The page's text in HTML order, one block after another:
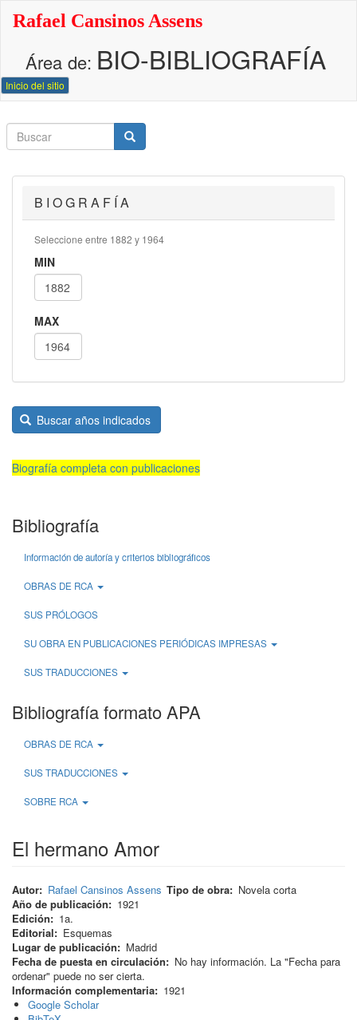
principal
Rafael Cansinos Assens
Área de: BIO-BIBLIOGRAFÍA
Inicio del sitio
Buscar
Buscar
Buscar
B I O G R A F Í A
Seleccione entre 1882 y 1964
MIN
MAX
Buscar años indicados
Biografía completa con publicaciones
Bibliografía
Información de autoría y criterios bibliográficos
OBRAS DE RCA
SUS PRÓLOGOS
SU OBRA EN PUBLICACIONES PERIÓDICAS IMPRESAS
SUS TRADUCCIONES
Bibliografía formato APA
OBRAS DE RCA
SUS TRADUCCIONES
SOBRE RCA
El hermano Amor
Autor Rafael Cansinos Assens Tipo de obra
Novela corta
Año de publicación
1921
Edición
1a.
Editorial
Esquemas
Lugar de publicación
Madrid
Fecha de puesta en circulación
No hay información. La "Fecha para
ordenar" puede no ser cierta.
Información complementaria
1921
Google Scholar